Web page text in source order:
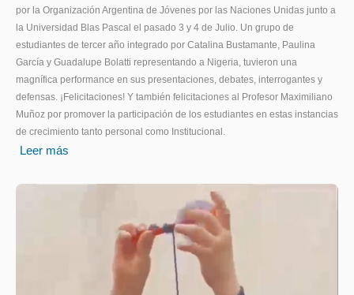
por la Organización Argentina de Jóvenes por las Naciones Unidas junto a
la Universidad Blas Pascal el pasado 3 y 4 de Julio. Un grupo de
estudiantes de tercer año integrado por Catalina Bustamante, Paulina
García y Guadalupe Bolatti representando a Nigeria, tuvieron una
magnífica performance en sus presentaciones, debates, interrogantes y
defensas. ¡Felicitaciones! Y también felicitaciones al Profesor Maximiliano
Muñoz por promover la participación de los estudiantes en estas instancias
de crecimiento tanto personal como Institucional.
Leer más